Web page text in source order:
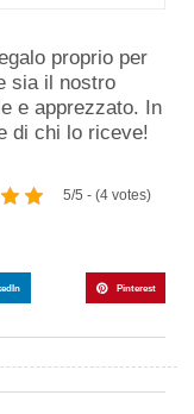
proprio per
sia il nostro
e apprezzato. In
di chi lo riceve!
5/5 - (4 votes)
Pinterest